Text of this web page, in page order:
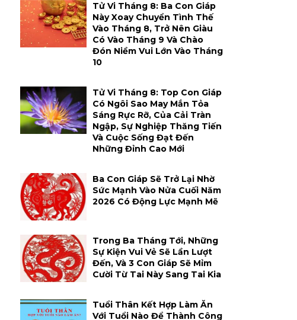
Tử Vi Tháng 8: Ba Con Giáp
Này Xoay Chuyển Tình Thế
Vào Tháng 8, Trở Nên Giàu
Có Vào Tháng 9 Và Chào
Đón Niềm Vui Lớn Vào Tháng
10
Tử Vi Tháng 8: Top Con Giáp
Có Ngôi Sao May Mắn Tỏa
Sáng Rực Rỡ, Của Cải Tràn
Ngập, Sự Nghiệp Thăng Tiến
Và Cuộc Sống Đạt Đến
Những Đỉnh Cao Mới
Ba Con Giáp Sẽ Trở Lại Nhờ
Sức Mạnh Vào Nửa Cuối Năm
2026 Có Động Lực Mạnh Mẽ
Trong Ba Tháng Tới, Những
Sự Kiện Vui Vẻ Sẽ Lần Lượt
Đến, Và 3 Con Giáp Sẽ Mỉm
Cười Từ Tai Này Sang Tai Kia
Tuổi Thân Kết Hợp Làm Ăn
Với Tuổi Nào Để Thành Công